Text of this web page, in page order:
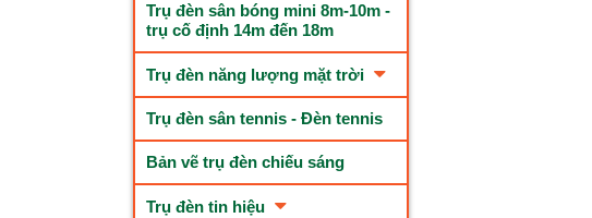
Trụ đèn sân bóng mini 8m-10m -
trụ cố định 14m đến 18m
Trụ đèn năng lượng mặt trời
Trụ đèn sân tennis - Đèn tennis
Bản vẽ trụ đèn chiếu sáng
Trụ đèn tin hiệu